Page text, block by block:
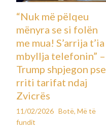
“Nuk më pëlqeu
mënyra se si folën
me mua! S’arrija t’ia
mbyllja telefonin” –
Trump shpjegon pse
rriti tarifat ndaj
Zvicrës
11/02/2026 Botë,Më të
fundit